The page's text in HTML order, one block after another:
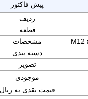
پیش فاکتور
ردیف
قطعه
مشخصات
M12
دسته بندی
تصویر
موجودی
قیمت نقدی به ریال